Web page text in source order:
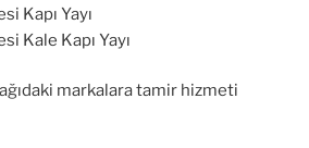
Kapı Yayı
Kale Kapı Yayı
markalara tamir hizmeti